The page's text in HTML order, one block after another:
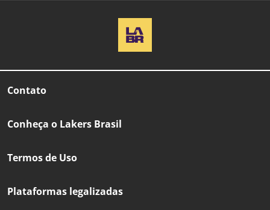
Contato
Conheça o Lakers Brasil
Termos de Uso
Plataformas legalizadas